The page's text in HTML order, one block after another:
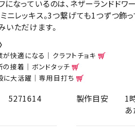
になっているのは、ネザーランドドワ
ミニレッキス。3つ繋げても1つずつ飾
いただけます。
快適になる｜クラフトチョキ
接着｜ボンドタッチ
に大活躍｜専用目打ち
5271614 製作目安
1
あ